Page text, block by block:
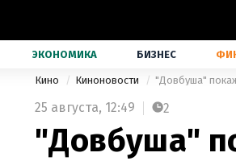
ЭКОНОМИКА БИЗНЕС
Кино Киноновости "Довбуша"
25 августа, 12:49 2
"Довбуша"